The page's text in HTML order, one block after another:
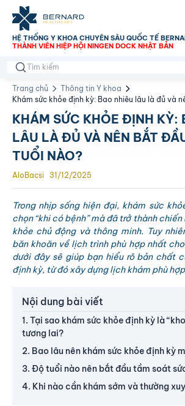
HỆ THỐNG Y KHOA CHUYÊN SÂU QUỐC TẾ
THÀNH VIÊN HIỆP HỘI NINGEN DOCK NHẬT BẢN
Trang chủ
Thông tin Y khoa
Khám sức khỏe định kỳ: Bao nhiêu lâu là đủ và
KHÁM SỨC KHỎE ĐỊNH KỲ:
LÂU LÀ ĐỦ VÀ NÊN BẮT
TUỔI NÀO?
AloBacsi 31/12/2025
Trong nhịp sống hiện đại, khám sức
chọn “khi có bệnh” mà đã trở thành
khỏe chủ động và thông minh. Tuy
băn khoăn về lịch trình phù hợp nhất
dưới đây sẽ giúp bạn hiểu rõ bản chất
định kỳ, từ đó xây dựng lịch khám phù
Nội dung bài viết
1. Tại sao khám sức khỏe định kỳ là
tương lai?
2. Bao lâu nên khám sức khỏe định kỳ
3. Độ tuổi nào nên bắt đầu tầm soát
4. Khi nào cần khám sớm và thường